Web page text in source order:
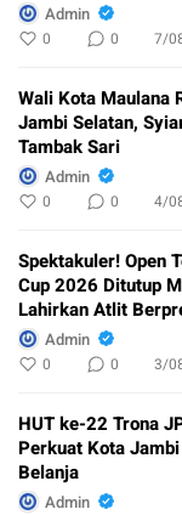
Admin
0 0 7/
Wali Kota Maulana
Jambi Selatan,
Tambak Sari
Admin
0 0 4/
Spektakuler! Open
Cup 2026 Ditutup
Lahirkan Atlit
Admin
0 0 3/
HUT ke-22 Trona
Perkuat Kota
Belanja
Admin